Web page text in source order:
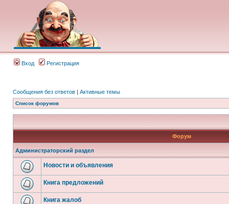
Вход Регистрация
Сообщения без ответов | Активные темы
Список форумов
Форум
Администраторский раздел
Новости и объявления
Книга предложений
Книга жалоб